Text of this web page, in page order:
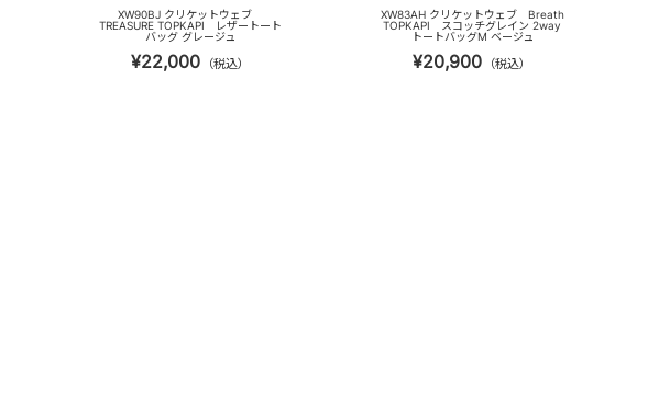
XW90BJ クリケットウェブ
TREASURE TOPKAPI レザートート
バッグ グレージュ
¥22,000 （税込）
XW83AH クリケットウェブ Breath
TOPKAPI スコッチグレイン 2way
トートバッグM ベージュ
¥20,900 （税込）